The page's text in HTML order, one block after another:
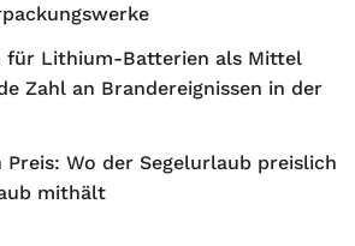
für Lithium-Batterien als Mittel
Zahl an Brandereignissen in der
Preis: Wo der Segelurlaub preislich
mithält